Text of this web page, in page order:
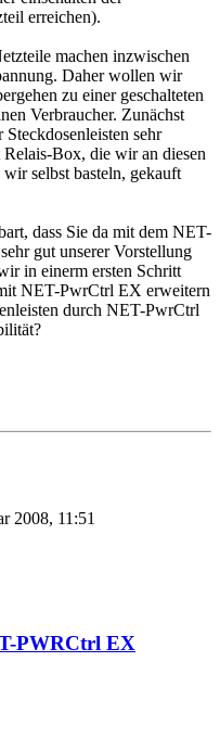
erreichen).
machen inzwischen
Daher wollen wir
zu einer geschalteten
Verbraucher. Zunächst
sehr
Box, die wir an diesen
selbst basteln, gekauft
dass Sie da mit dem NET-
gut unserer Vorstellung
in einerm ersten Schritt
NET-PwrCtrl EX erweitern
durch NET-PwrCtrl
2008, 11:51
PWRCtrl EX